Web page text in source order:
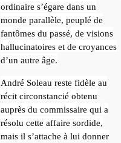
ordinaire s’égare dans un
monde parallèle, peuplé de
fantômes du passé, de visions
hallucinatoires et de croyances
d’un autre âge.
André Soleau reste fidèle au
récit circonstancié obtenu
auprès du commissaire qui a
résolu cette affaire sordide,
mais il s’attache à lui donner